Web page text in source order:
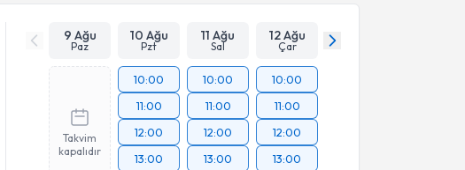
9 Ağu
Paz
10 Ağu
Pzt
11 Ağu
Sal
12 Ağu
Çar
Takvim
kapalıdır
10:00
11:00
12:00
13:00
10:00
11:00
12:00
13:00
10:00
11:00
12:00
13:00